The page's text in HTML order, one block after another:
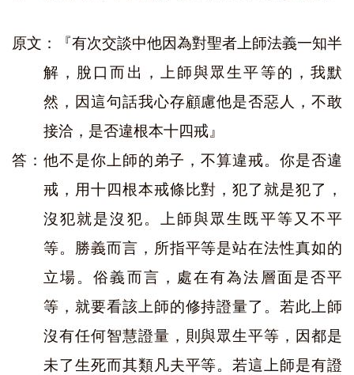
原文：『有次交談中他因為對聖者上師法義一知半
解，脫口而出，上師與眾生平等的，我默
然，因這句話我心存顧慮他是否惡人，不敢
接洽，是否違根本十四戒』
答：他不是你上師的弟子，不算違戒。你是否違
戒，用十四根本戒條比對，犯了就是犯了，
沒犯就是沒犯。上師與眾生既平等又不平
等。勝義而言，所指平等是站在法性真如的
立場。俗義而言，處在有為法層面是否平
等，就要看該上師的修持證量了。若此上師
沒有任何智慧證量，則與眾生平等，因都是
未了生死而其類凡夫平等。若這上師是有證